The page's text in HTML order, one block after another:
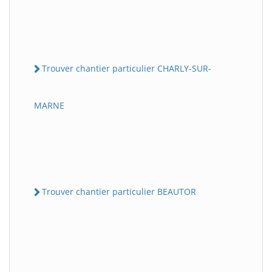
Trouver chantier particulier CHARLY-SUR-
MARNE
Trouver chantier particulier BEAUTOR